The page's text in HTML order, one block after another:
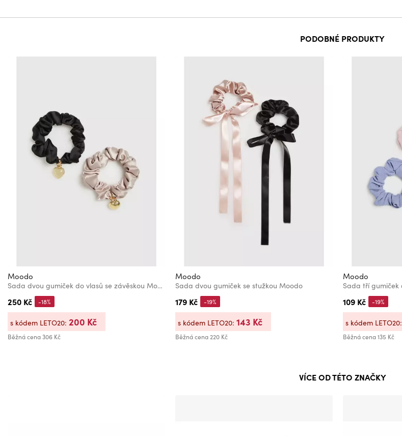
PODOBNÉ PRODUKTY
Moodo
Sada dvou gumiček do vlasů se závěskou Moodo
250 Kč
Běžná cena306 Kč
-18%
s kódem LETO20: 200 Kč
Moodo
Sada dvou gumiček se stužkou Moodo
179 Kč
Běžná cena220 Kč
-19%
s kódem LETO20: 143 Kč
Moodo
109 Kč
Běžná cena135 Kč
-19%
s kódem LETO20:
VÍCE OD TÉTO ZNAČKY